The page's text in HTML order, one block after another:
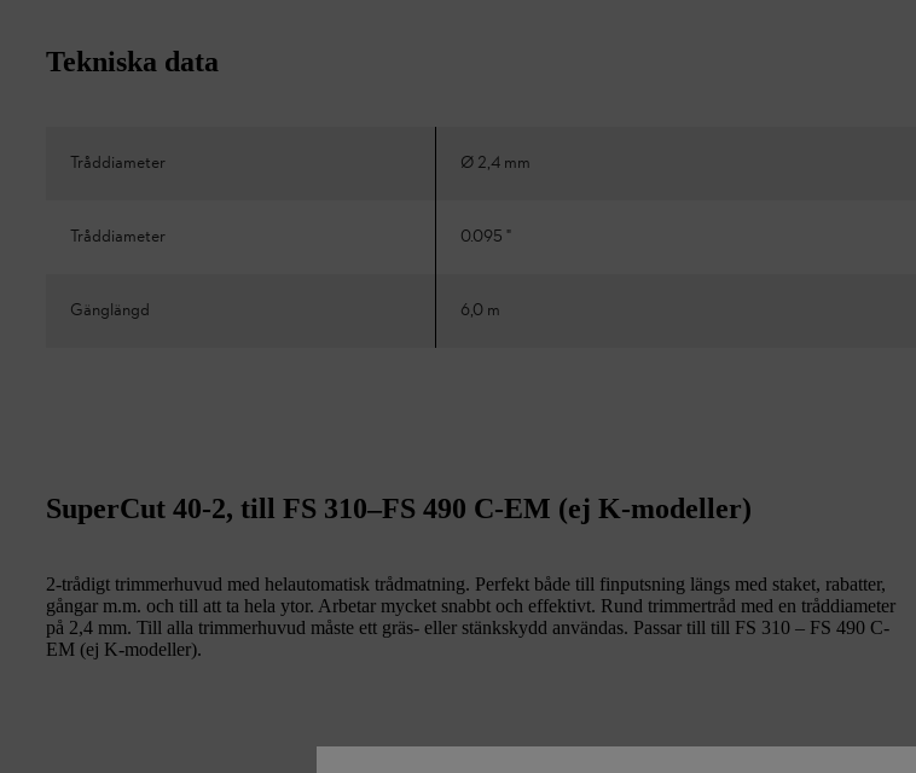
Tekniska data
Tråddiameter Ø 2,4 mm
Tråddiameter 0.095 "
Gänglängd 6,0 m
SuperCut 40-2, till FS 310–FS 490 C-EM (ej K-modeller)
2-trådigt trimmerhuvud med helautomatisk trådmatning. Perfekt både till finputsning längs med staket, rabatter,
gångar m.m. och till att ta hela ytor. Arbetar mycket snabbt och effektivt. Rund trimmertråd med en tråddiameter
på 2,4 mm. Till alla trimmerhuvud måste ett gräs- eller stänkskydd användas. Passar till till FS 310 – FS 490 C-
EM (ej K-modeller).